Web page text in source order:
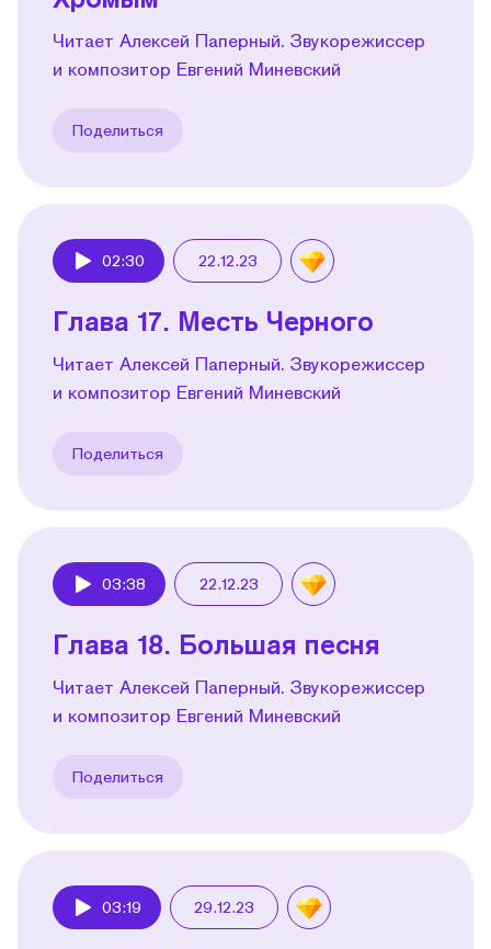
Читает Алексей Паперный. Звукорежиссер
и композитор Евгений Миневский
Поделиться
02:30 22.12.23
Глава 17. Месть Черного
Читает Алексей Паперный. Звукорежиссер
и композитор Евгений Миневский
Поделиться
03:38 22.12.23
Глава 18. Большая песня
Читает Алексей Паперный. Звукорежиссер
и композитор Евгений Миневский
Поделиться
03:19 29.12.23